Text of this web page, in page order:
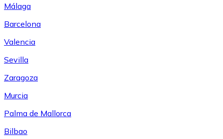
Málaga
Barcelona
Valencia
Sevilla
Zaragoza
Murcia
Palma de Mallorca
Bilbao